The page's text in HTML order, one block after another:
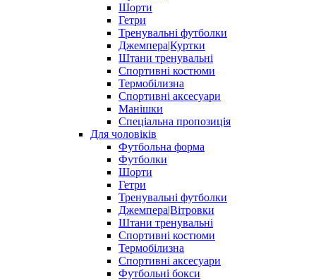
Шорти
Гетри
Тренувальні футболки
Джемпера|Куртки
Штани тренувальні
Спортивні костюми
Термобілизна
Спортивні аксесуари
Манішки
Спеціальна пропозиція
Для чоловіків
Футбольна форма
Футболки
Шорти
Гетри
Тренувальні футболки
Джемпера|Вітровки
Штани тренувальні
Спортивні костюми
Термобілизна
Спортивні аксесуари
Футбольні бокси